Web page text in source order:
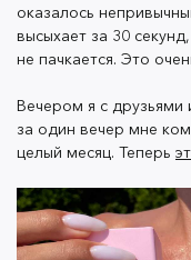
оказалось
высыхает за 30
не пачкается. Это
Вечером я с друзьями
за один вечер мне
целый месяц. Теперь